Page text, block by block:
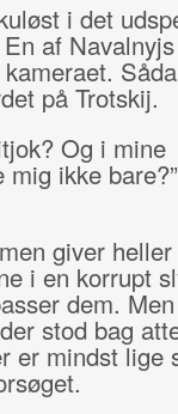
i det
af
på Trotskij.
Og i mine
ikke
giver
i en korrupt
dem. Men
stod bag
er mindst lige